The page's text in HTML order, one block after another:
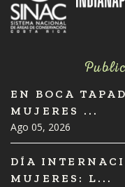
EN BOCA
MUJERES ...
Ago 05, 2026
DÍA
MUJERES: L...